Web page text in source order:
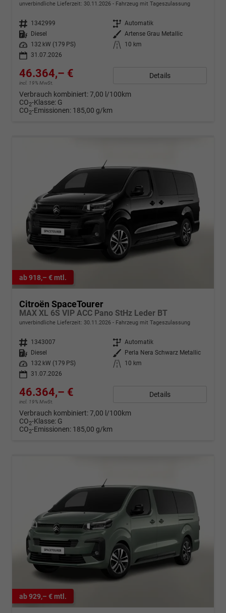
unverbindliche Lieferzeit: 30.11.2026 Fahrzeug mit Tageszulassung
Fahrzeugnr. 1342999 Getriebe Automatik
Kraftstoff
Diesel Außenfarbe Artense Grau Metallic
Leistung
132 kW (179 PS) Kilometerstand
10 km
31.07.2026
46.364,– €
incl. 19% MwSt.
Details
Verbrauch kombiniert:7,00 l/100km
CO2-Klasse: G
CO2-Emissionen: 185,00 g/km
ab 918,– € mtl.
Citroën SpaceTourer
MAX XL 6S VIP ACC Pano StHz Leder BT
unverbindliche Lieferzeit: 30.11.2026 Fahrzeug mit Tageszulassung
Fahrzeugnr. 1343007 Getriebe Automatik
Kraftstoff
Diesel Außenfarbe
Perla Nera Schwarz Metallic
Leistung
132 kW (179 PS) Kilometerstand
10 km
31.07.2026
46.364,– €
incl. 19% MwSt.
Details
Verbrauch kombiniert:7,00 l/100km
CO2-Klasse: G
CO2-Emissionen: 185,00 g/km
ab 929,– € mtl.